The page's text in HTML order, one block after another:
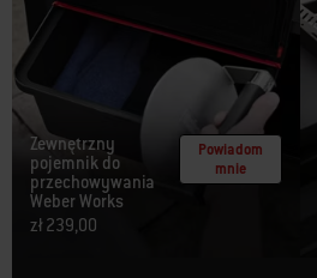
Zewnętrzny
pojemnik do
przechowywania
Weber Works
zł 239,00
Powiadom
mnie